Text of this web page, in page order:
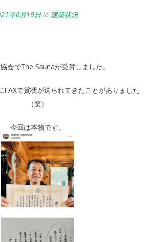
年6月19日 In 建築状況
会でThe Saunaが受賞しました。
FAXで賞状が送られてきたことがありました
（笑）
今回は本物です。